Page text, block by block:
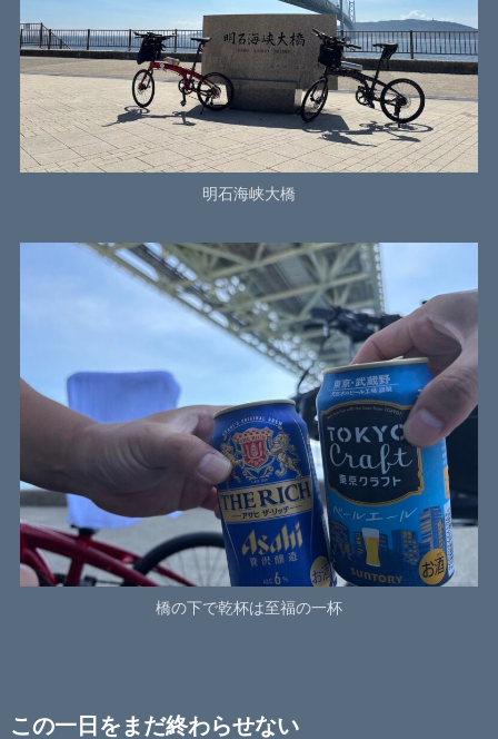
明石海峡大橋
橋の下で乾杯は至福の一杯
この一日をまだ終わらせない